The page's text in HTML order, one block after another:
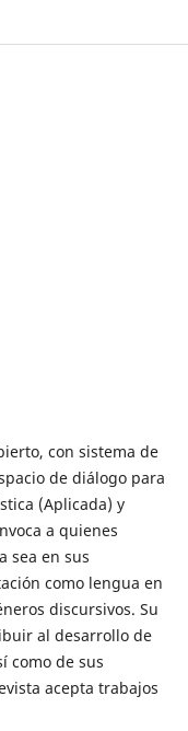
con sistema de
de diálogo para
(Aplicada) y
a quienes
sea en sus
como lengua en
discursivos. Su
al desarrollo de
como de sus
acepta trabajos